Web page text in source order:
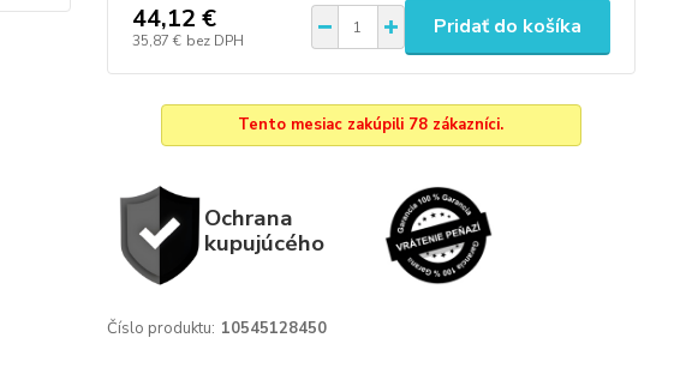
44,12 €
35,87 € bez DPH
Pridať do košíka
Tento mesiac zakúpili 78 zákazníci.
Ochrana
kupujúcého
Číslo produktu: 10545128450